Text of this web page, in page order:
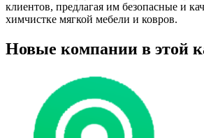
клиентов, предлагая им безопасные и
химчистке мягкой мебели и ковров.
Новые компании в этой